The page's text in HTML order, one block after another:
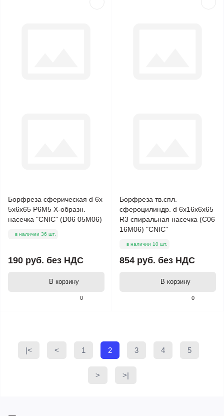
0
Борфреза сферическая d 6х
5х6х65 Р6М5 Х-образн.
насечка "CNIC" (D06 05М06)
в наличии 36 шт.
190 руб. без НДС
В корзину
0
Борфреза тв.спл.
сфероцилиндр. d 6х16х6х65
R3 спиральная насечка (C06
16М06) "CNIC"
в наличии 10 шт.
854 руб. без НДС
В корзину
|< < 1 2 3 4 5
> >|